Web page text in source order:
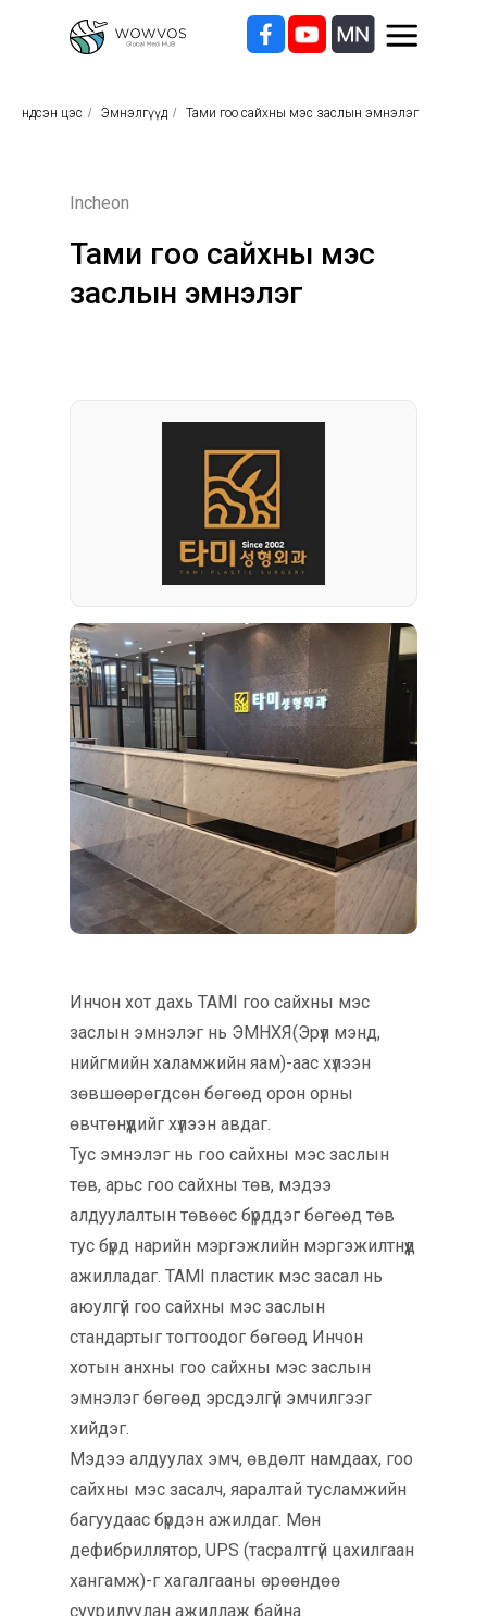
Үндсэн цэс / Эмнэлгүүд / Тами гоо сайхны мэс заслын эмнэлэг
Тами гоо сайхны мэс
заслын эмнэлэг
Инчон хот дахь TAMI гоо сайхны мэс
заслын эмнэлэг нь ЭМНХЯ(Эрүүл мэнд,
нийгмийн халамжийн яам)-аас хүлээн
зөвшөөрөгдсөн бөгөөд орон орны
өвчтөнүүдийг хүлээн авдаг.
Тус эмнэлэг нь гоо сайхны мэс заслын
төв, арьс гоо сайхны төв, мэдээ
алдуулалтын төвөөс бүрддэг бөгөөд төв
тус бүрд нарийн мэргэжлийн мэргэжилтнүүд
ажилладаг. TAMI пластик мэс засал нь
аюулгүй гоо сайхны мэс заслын
стандартыг тогтоодог бөгөөд Инчон
хотын анхны гоо сайхны мэс заслын
эмнэлэг бөгөөд эрсдэлгүй эмчилгээг
хийдэг.
Мэдээ алдуулах эмч, өвдөлт намдаах, гоо
сайхны мэс засалч, яаралтай тусламжийн
багуудаас бүрдэн ажилдаг. Мөн
дефибриллятор, UPS (тасралтгүй цахилгаан
хангамж)-г хагалгааны өрөөндөө
суурилуулан ажиллаж байна.
Incheon